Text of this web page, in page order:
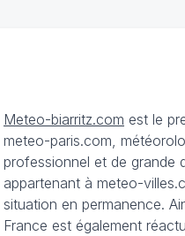
Meteo-biarritz.com est le
meteo-paris.com,
professionnel et de grande
appartenant à meteo-
situation en permanence.
France est également